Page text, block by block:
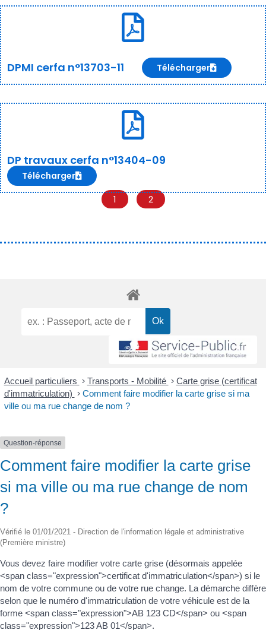
DPMI cerfa n°13703-11 Télécharger
DP travaux cerfa n°13404-09
Télécharger
1 2
Accueil particuliers > Transports - Mobilité > Carte grise (certificat
d'immatriculation) > Comment faire modifier la carte grise si ma
ville ou ma rue change de nom ?
Question-réponse
Comment faire modifier la carte grise
si ma ville ou ma rue change de nom
?
Vérifié le 01/01/2021 - Direction de l'information légale et administrative
(Première ministre)
Vous devez faire modifier votre carte grise (désormais appelée
<span class="expression">certificat d'immatriculation</span>) si le
nom de votre commune ou de votre rue change. La démarche diffère
selon que le numéro d'immatriculation de votre véhicule est de la
forme <span class="expression">AB 123 CD</span> ou <span
class="expression">123 AB 01</span>.